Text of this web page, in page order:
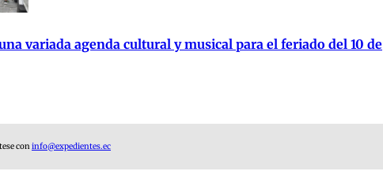
variada agenda cultural y musical para el feriado del 10 de
coninfo@expedientes.ec